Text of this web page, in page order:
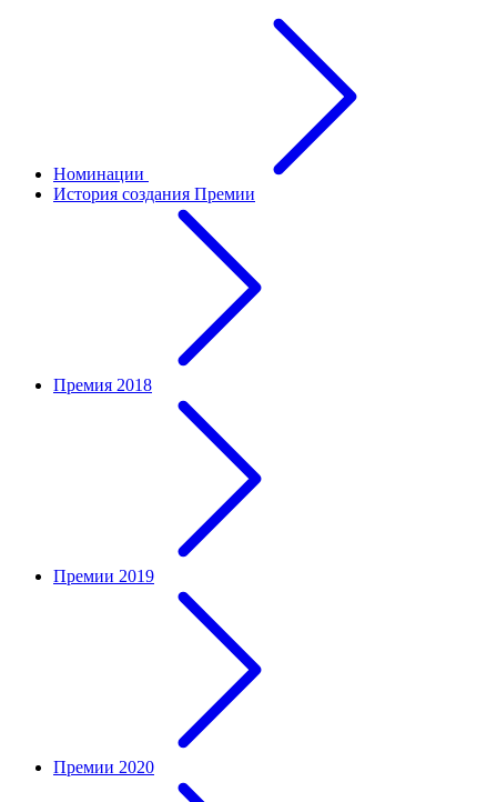
Номинации
История создания Премии
Премия 2018
Премии 2019
Премии 2020